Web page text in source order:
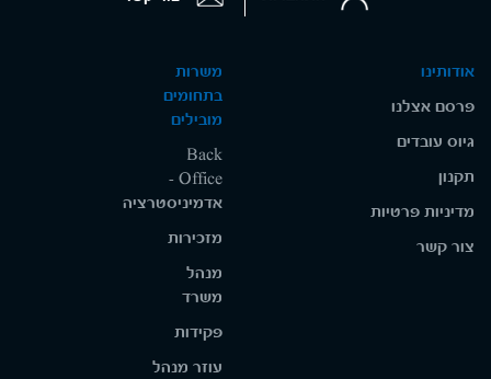
אודותינו
פרסם אצלנו
גיוס עובדים
תקנון
מדיניות פרטיות
צור קשר
משרות
בתחומים
מובילים
Back
Office -
אדמיניסטרציה
מזכירות
מנהל
משרד
פקידות
עוזר מנהל